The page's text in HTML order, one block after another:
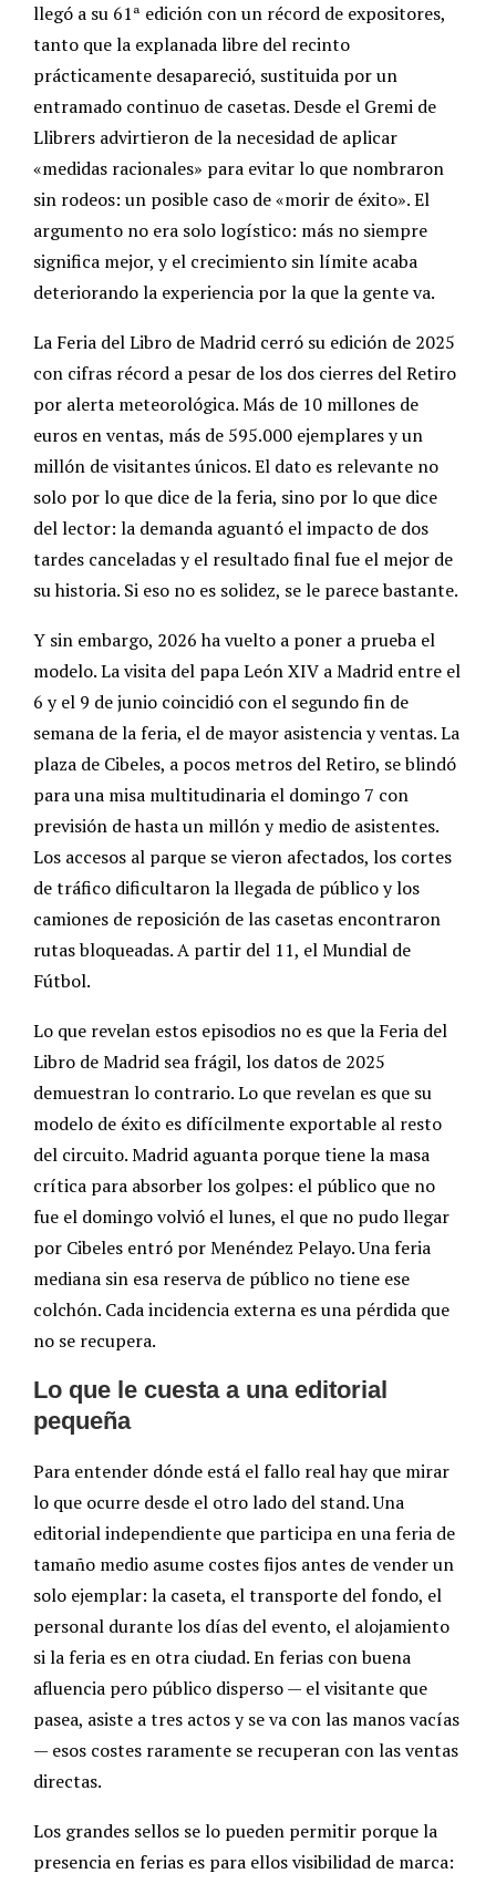
llegó a su 61ª edición con un récord de expositores,
tanto que la explanada libre del recinto
prácticamente desapareció, sustituida por un
entramado continuo de casetas. Desde el Gremi de
Llibrers advirtieron de la necesidad de aplicar
«medidas racionales» para evitar lo que nombraron
sin rodeos: un posible caso de «morir de éxito». El
argumento no era solo logístico: más no siempre
significa mejor, y el crecimiento sin límite acaba
deteriorando la experiencia por la que la gente va.
La Feria del Libro de Madrid cerró su edición de 2025
con cifras récord a pesar de los dos cierres del Retiro
por alerta meteorológica. Más de 10 millones de
euros en ventas, más de 595.000 ejemplares y un
millón de visitantes únicos. El dato es relevante no
solo por lo que dice de la feria, sino por lo que dice
del lector: la demanda aguantó el impacto de dos
tardes canceladas y el resultado final fue el mejor de
su historia. Si eso no es solidez, se le parece bastante.
Y sin embargo, 2026 ha vuelto a poner a prueba el
modelo. La visita del papa León XIV a Madrid entre el
6 y el 9 de junio coincidió con el segundo fin de
semana de la feria, el de mayor asistencia y ventas. La
plaza de Cibeles, a pocos metros del Retiro, se blindó
para una misa multitudinaria el domingo 7 con
previsión de hasta un millón y medio de asistentes.
Los accesos al parque se vieron afectados, los cortes
de tráfico dificultaron la llegada de público y los
camiones de reposición de las casetas encontraron
rutas bloqueadas. A partir del 11, el Mundial de
Fútbol.
Lo que revelan estos episodios no es que la Feria del
Libro de Madrid sea frágil, los datos de 2025
demuestran lo contrario. Lo que revelan es que su
modelo de éxito es difícilmente exportable al resto
del circuito. Madrid aguanta porque tiene la masa
crítica para absorber los golpes: el público que no
fue el domingo volvió el lunes, el que no pudo llegar
por Cibeles entró por Menéndez Pelayo. Una feria
mediana sin esa reserva de público no tiene ese
colchón. Cada incidencia externa es una pérdida que
no se recupera.
Lo que le cuesta a una editorial
pequeña
Para entender dónde está el fallo real hay que mirar
lo que ocurre desde el otro lado del stand. Una
editorial independiente que participa en una feria de
tamaño medio asume costes fijos antes de vender un
solo ejemplar: la caseta, el transporte del fondo, el
personal durante los días del evento, el alojamiento
si la feria es en otra ciudad. En ferias con buena
afluencia pero público disperso — el visitante que
pasea, asiste a tres actos y se va con las manos vacías
— esos costes raramente se recuperan con las ventas
directas.
Los grandes sellos se lo pueden permitir porque la
presencia en ferias es para ellos visibilidad de marca: